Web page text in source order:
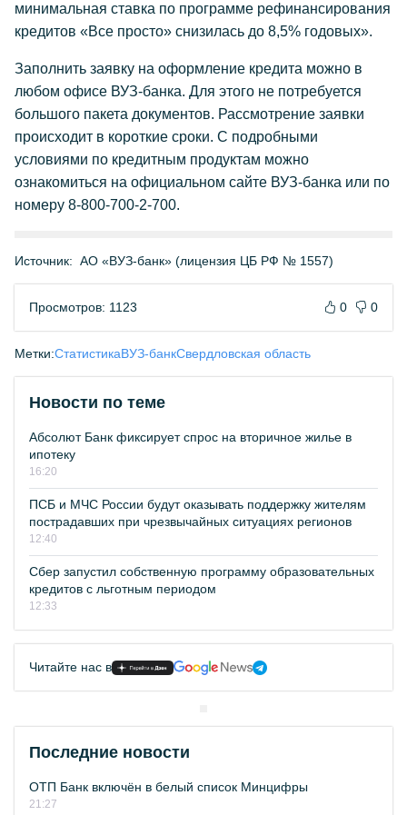
минимальная ставка по программе рефинансирования
кредитов «Все просто» снизилась до 8,5% годовых».
Заполнить заявку на оформление кредита можно в
любом офисе ВУЗ-банка. Для этого не потребуется
большого пакета документов. Рассмотрение заявки
происходит в короткие сроки. С подробными
условиями по кредитным продуктам можно
ознакомиться на официальном сайте ВУЗ-банка или по
номеру 8-800-700-2-700.
Источник: АО «ВУЗ-банк» (лицензия ЦБ РФ № 1557)
Просмотров: 1123 0 0
Метки:СтатистикаВУЗ-банкСвердловская область
Новости по теме
Абсолют Банк фиксирует спрос на вторичное жилье в
ипотеку
16:20
ПСБ и МЧС России будут оказывать поддержку жителям
пострадавших при чрезвычайных ситуациях регионов
12:40
Сбер запустил собственную программу образовательных
кредитов с льготным периодом
12:33
Читайте нас в
Последние новости
ОТП Банк включён в белый список Минцифры
21:27